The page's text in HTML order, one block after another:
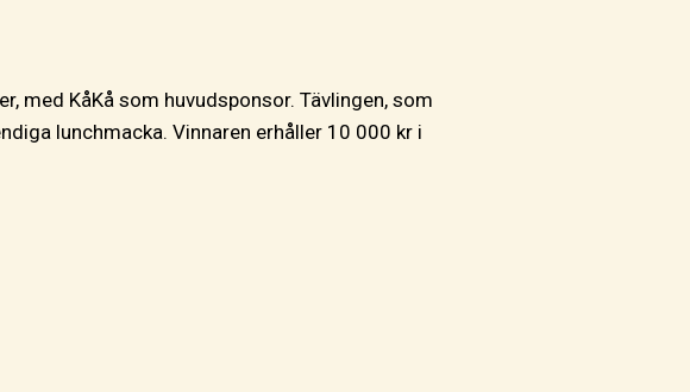
med KåKå som huvudsponsor. Tävlingen, som
lunchmacka. Vinnaren erhåller 10 000 kr i